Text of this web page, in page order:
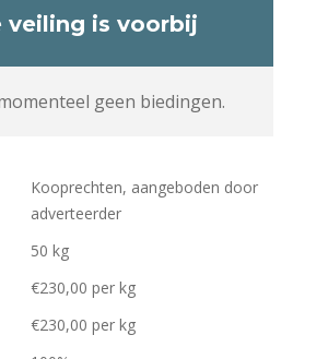
Kooprechten, aangeboden door
adverteerder
50 kg
€230,00 per kg
€230,00 per kg
veiling is voorbij
geen biedingen.